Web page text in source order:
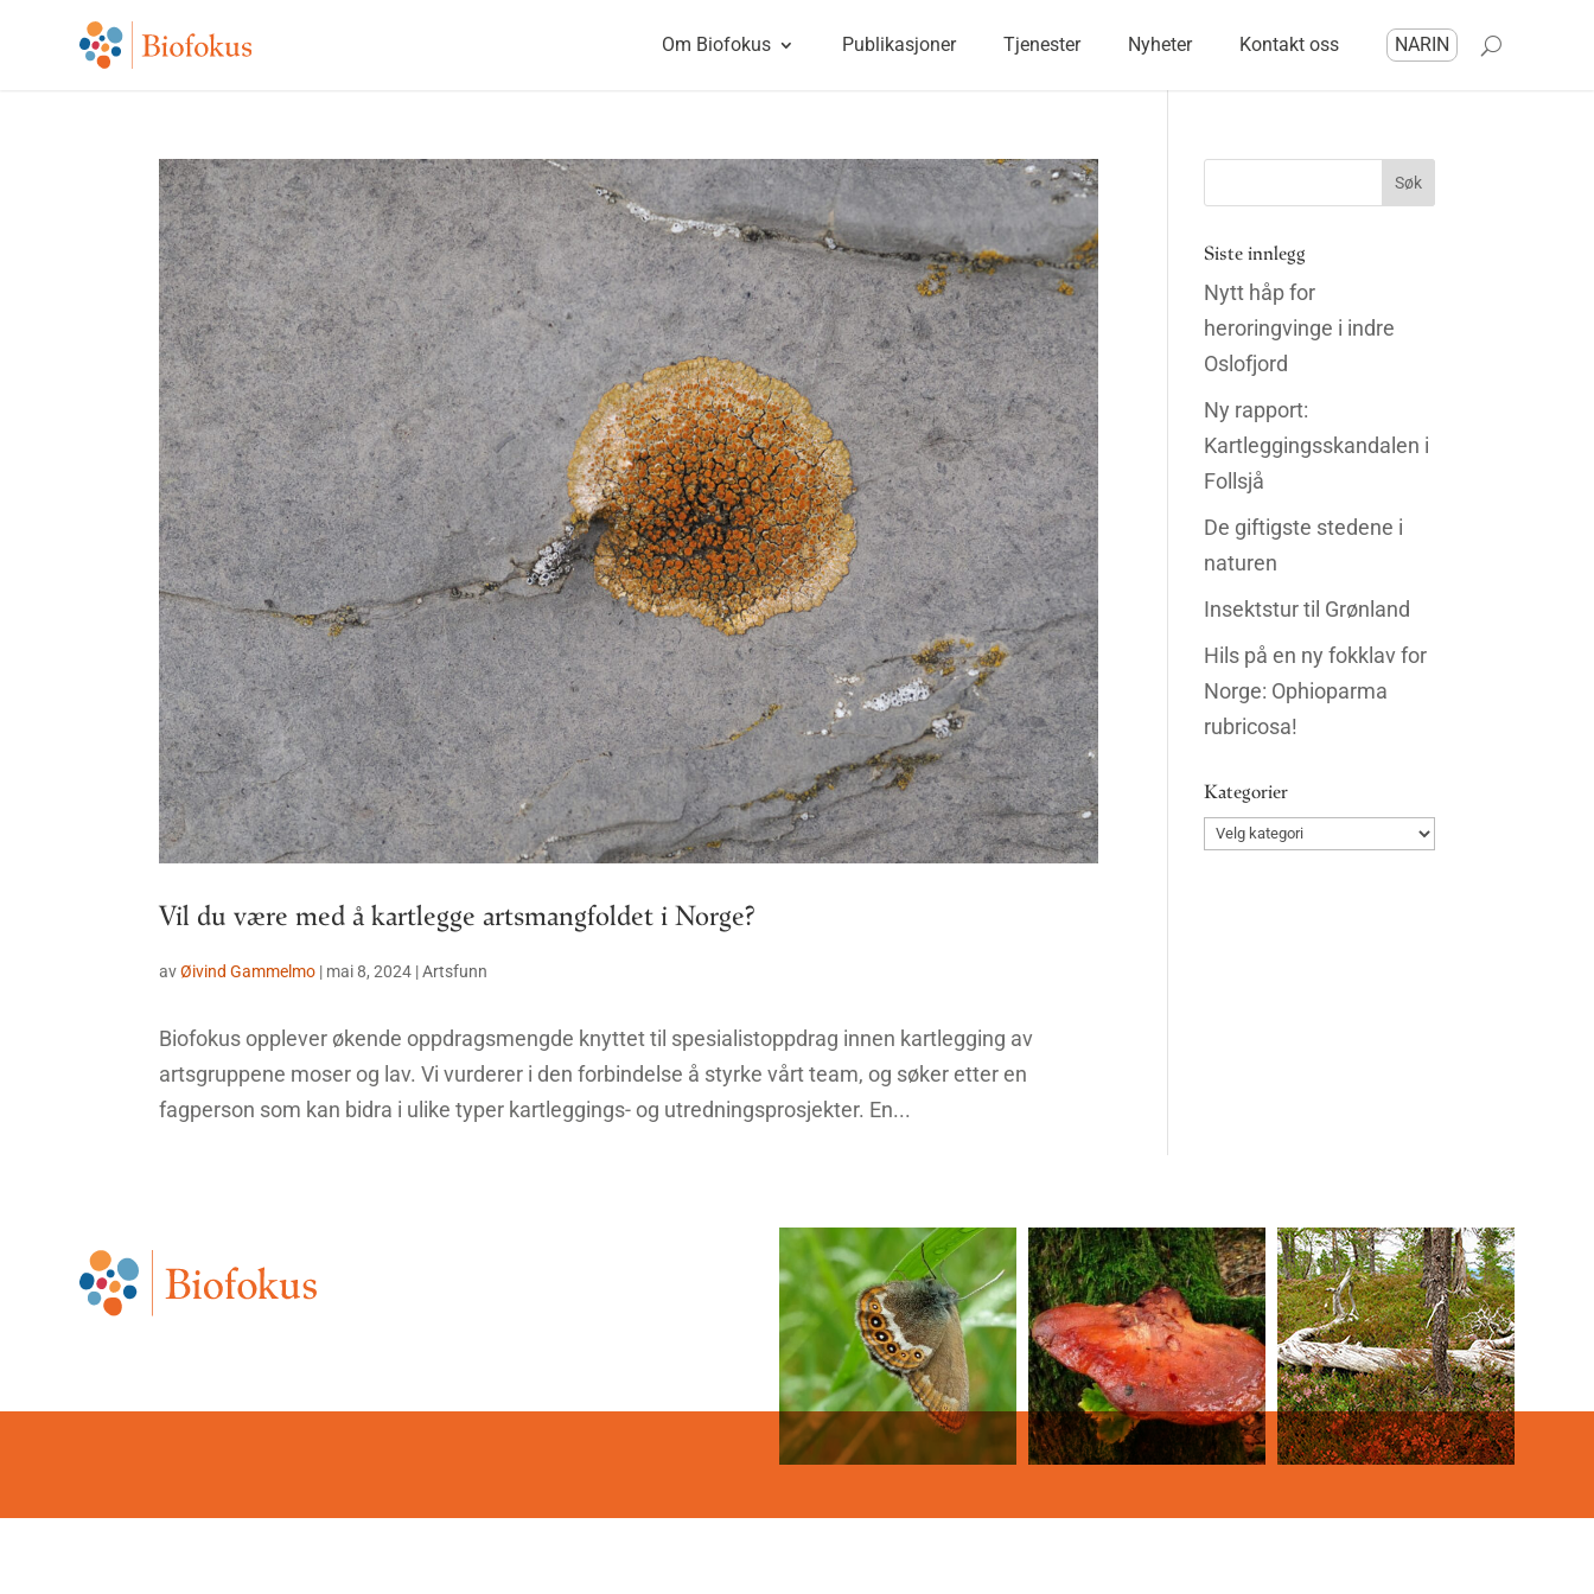
Om Biofokus Publikasjoner Tjenester Nyheter Kontakt oss NARIN
Vil du være med å kartlegge artsmangfoldet i Norge?
avØivind Gammelmo | mai 8, 2024 |Artsfunn
Biofokus opplever økende oppdragsmengde knyttet til spesialistoppdrag innen kartlegging av
artsgruppene moser og lav. Vi vurderer i den forbindelse å styrke vårt team, og søker etter en
fagperson som kan bidra i ulike typer kartleggings- og utredningsprosjekter. En...
Siste innlegg
Nytt håp for
heroringvinge i indre
Oslofjord
Ny rapport:
Kartleggingsskandalen i
Follsjå
De giftigste stedene i
naturen
Insektstur til Grønland
Hils på en ny fokklav for
Norge: Ophioparma
rubricosa!
Kategorier
Kategorier